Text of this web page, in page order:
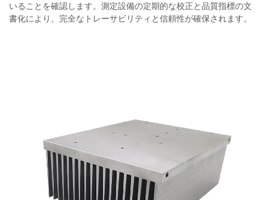
いることを確認します。測定設備の定期的な校正と品質指標の文
書化により、完全なトレーサビリティと信頼性が確保されます。